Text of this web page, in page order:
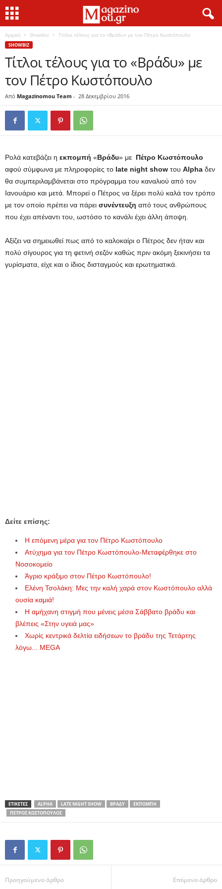
Αρχική Showbiz Τίτλοι τέλους για το «Βράδυ» με τον Πέτρο Κωστόπουλο
SHOWBIZ
Τίτλοι τέλους για το «Βράδυ» με
τον Πέτρο Κωστόπουλο
Από Magazinomou Team - 28 Δεκεμβρίου 2016
Ρολά κατεβάζει η εκπομπή «Βράδυ» με Πέτρο Κωστόπουλο
αφού σύμφωνα με πληροφορίες το late night show του Alpha δεν
θα συμπεριλαμβάνεται στο πρόγραμμα του καναλιού από τον
Ιανουάριο και μετά. Μπορεί ο Πέτρος να ξέρει πολύ καλά τον τρόπο
με τον οποίο πρέπει να πάρει συνέντευξη από τους ανθρώπους
που έχει απέναντι του, ωστόσο το κανάλι έχει άλλη άποψη.
Αξίζει να σημειωθεί πως από το καλοκαίρι ο Πέτρος δεν ήταν και
πολύ σίγουρος για τη φετινή σεζόν καθώς πριν ακόμη ξεκινήσει τα
γυρίσματα, είχε και ο ίδιος δισταγμούς και ερωτηματικά.
Δείτε επίσης:
Η επόμενη μέρα για τον Πέτρο Κωστόπουλο
Ατύχημα για τον Πέτρο Κωστόπουλο-Μεταφέρθηκε στο
Νοσοκομείο
Άγριο κράξιμο στον Πέτρο Κωστόπουλο!
Ελένη Τσολάκη: Μες την καλή χαρά στον Κωστόπουλο αλλά
ουσία καμιά!
Η αμήχανη στιγμή που μένεις μέσα Σάββατο βράδυ και
βλέπεις «Στην υγειά μας»
Χωρίς κεντρικά δελτία ειδήσεων το βράδυ της Τετάρτης
λόγω... MEGA
ΕΤΙΚΕΤΕΣ ALPHA LATE NIGHT SHOW ΒΡΆΔΥ
ΕΚΠΟΜΠΉ
ΠΈΤΡΟΣ ΚΩΣΤΌΠΟΥΛΟΣ
Προηγούμενο άρθρο Επόμενο άρθρο